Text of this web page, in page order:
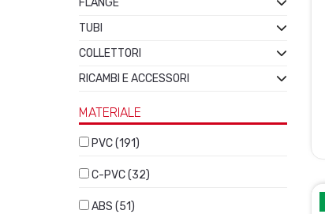
FLANGE
TUBI
COLLETTORI
RICAMBI E ACCESSORI
MATERIALE
PVC (191)
C-PVC (32)
ABS (51)